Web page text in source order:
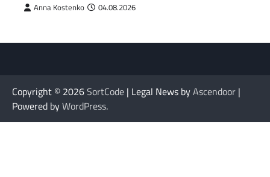
Anna Kostenko 04.08.2026
Copyright © 2026SortCode | Legal News byAscendoor |
Powered byWordPress.